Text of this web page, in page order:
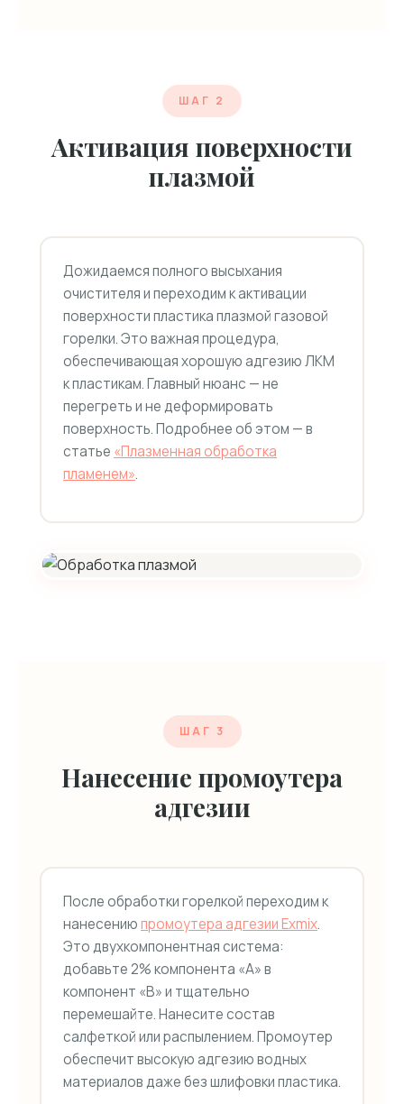
ШАГ 2
Активация поверхности
плазмой
Дожидаемся полного высыхания
очистителя и переходим к активации
поверхности пластика плазмой газовой
горелки. Это важная процедура,
обеспечивающая хорошую адгезию ЛКМ
к пластикам. Главный нюанс — не
перегреть и не деформировать
поверхность. Подробнее об этом — в
статье «Плазменная обработка
пламенем».
ШАГ 3
Нанесение промоутера
адгезии
После обработки горелкой переходим к
нанесениюпромоутера адгезии Exmix.
Это двухкомпонентная система:
добавьте 2% компонента «А» в
компонент «B» и тщательно
перемешайте. Нанесите состав
салфеткой или распылением. Промоутер
обеспечит высокую адгезию водных
материалов даже без шлифовки пластика.